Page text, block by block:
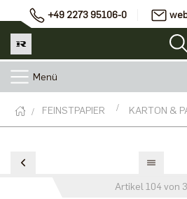
+49 2273 95106-0
Menü
FEINSTPAPIER KARTON &
Artikel 104 von